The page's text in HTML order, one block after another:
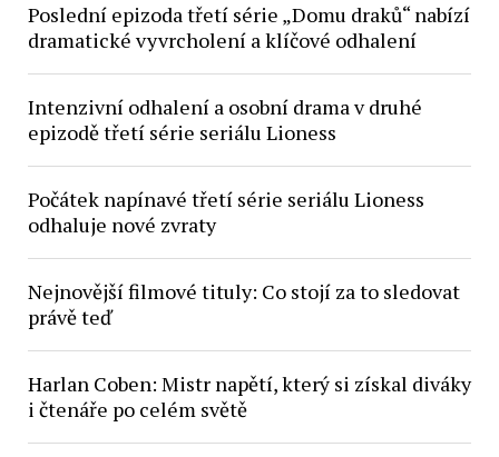
Poslední epizoda třetí série „Domu draků“ nabízí
dramatické vyvrcholení a klíčové odhalení
Intenzivní odhalení a osobní drama v druhé
epizodě třetí série seriálu Lioness
Počátek napínavé třetí série seriálu Lioness
odhaluje nové zvraty
Nejnovější filmové tituly: Co stojí za to sledovat
právě teď
Harlan Coben: Mistr napětí, který si získal diváky
i čtenáře po celém světě